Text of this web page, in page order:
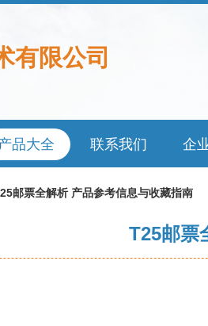
有限公司
品大全 联系我们 企
邮票全解析 产品参考信息与收藏指南
T25邮票